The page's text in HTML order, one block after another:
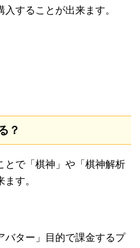
することが出来ます。
？
とで「棋神」や「棋神解析
す。
バター」目的で課金するプ